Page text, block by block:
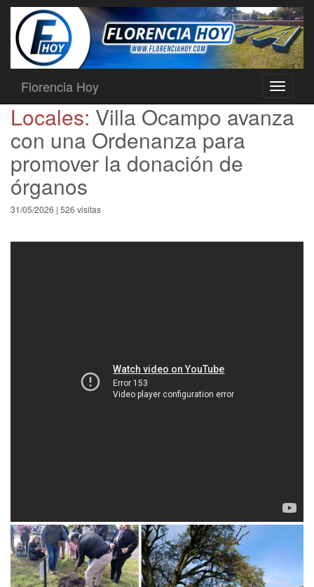
Toggle
Florencia Hoy
Locales: Villa Ocampo avanza
con una Ordenanza para
promover la donación de
órganos
31/05/2026 | 526 visitas